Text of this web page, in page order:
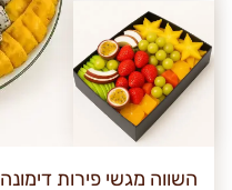
השווה מגשי פירות דימונה